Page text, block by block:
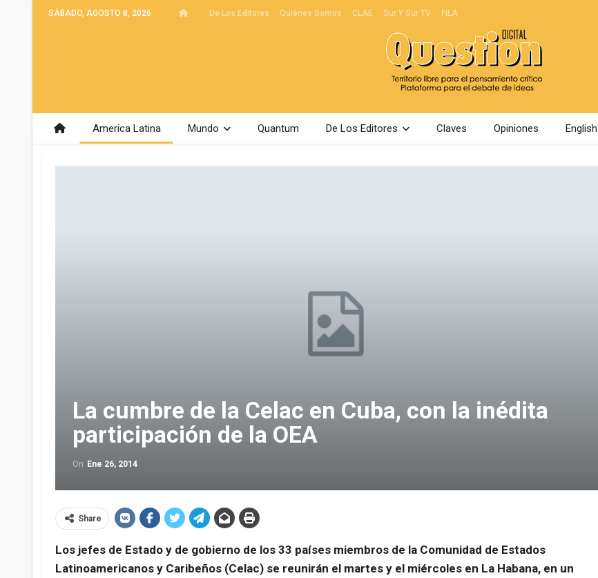
SÁBADO, AGOSTO 8, 2026 De Los Editores Quiénes Somos CLAE Sur Y Sur TV FILA
America Latina Mundo Quantum De Los Editores Claves Opiniones English
La cumbre de la Celac en Cuba, con la inédita
participación de la OEA
On Ene 26, 2014
Share
Los jefes de Estado y de gobierno de los 33 países miembros de la Comunidad de Estados
Latinoamericanos y Caribeños (Celac) se reunirán el martes y el miércoles en La Habana, en un